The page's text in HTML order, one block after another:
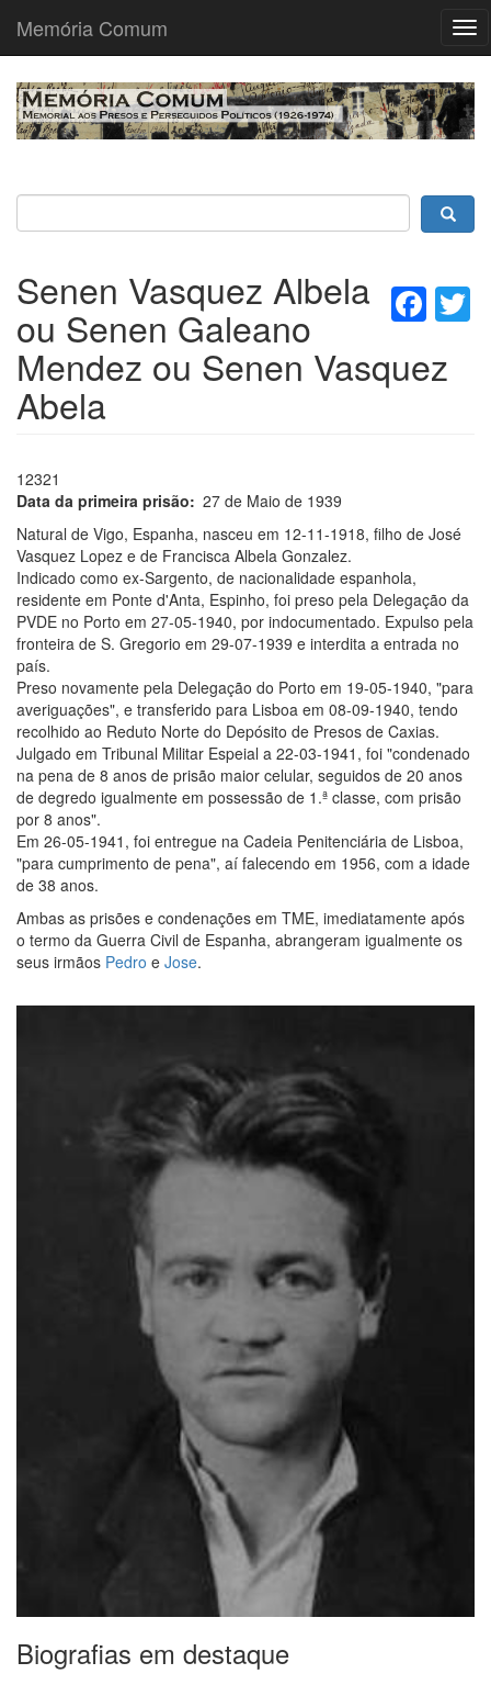
Passar
para
Memória Comum
Senen Vasquez Albela
ou Senen Galeano
Mendez ou Senen Vasquez
Abela
12321
Data da primeira prisão
27 de Maio de 1939
Natural de Vigo, Espanha, nasceu em 12-11-1918, filho de José
Vasquez Lopez e de Francisca Albela Gonzalez.
Indicado como ex-Sargento, de nacionalidade espanhola,
residente em Ponte d'Anta, Espinho, foi preso pela Delegação da
PVDE no Porto em 27-05-1940, por indocumentado. Expulso pela
fronteira de S. Gregorio em 29-07-1939 e interdita a entrada no
país.
Preso novamente pela Delegação do Porto em 19-05-1940, "para
averiguações", e transferido para Lisboa em 08-09-1940, tendo
recolhido ao Reduto Norte do Depósito de Presos de Caxias.
Julgado em Tribunal Militar Espeial a 22-03-1941, foi "condenado
na pena de 8 anos de prisão maior celular, seguidos de 20 anos
de degredo igualmente em possessão de 1.ª classe, com prisão
por 8 anos".
Em 26-05-1941, foi entregue na Cadeia Penitenciária de Lisboa,
"para cumprimento de pena", aí falecendo em 1956, com a idade
de 38 anos.
Ambas as prisões e condenações em TME, imediatamente após
o termo da Guerra Civil de Espanha, abrangeram igualmente os
seus irmãos Pedro e Jose.
Biografias em destaque